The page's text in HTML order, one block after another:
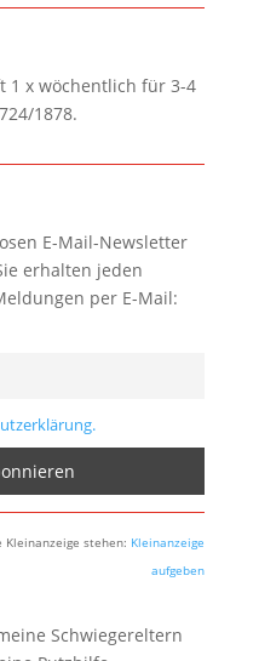
1 x wöchentlich für 3-4
1878.
E-Mail-Newsletter
erhalten jeden
per E-Mail:
Kleinanzeige stehen: Kleinanzeige
aufgeben
Schwiegereltern